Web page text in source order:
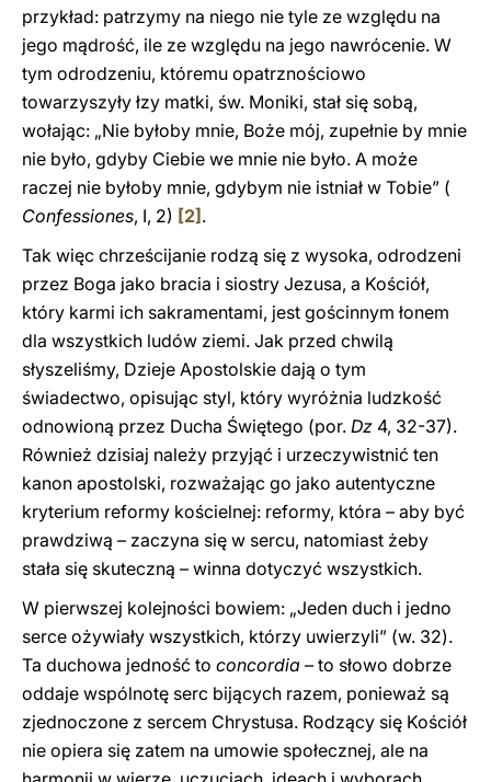
przykład: patrzymy na niego nie tyle ze względu na
jego mądrość, ile ze względu na jego nawrócenie. W
tym odrodzeniu, któremu opatrznościowo
towarzyszyły łzy matki, św. Moniki, stał się sobą,
wołając: „Nie byłoby mnie, Boże mój, zupełnie by mnie
nie było, gdyby Ciebie we mnie nie było. A może
raczej nie byłoby mnie, gdybym nie istniał w Tobie” (
Confessiones, I, 2) [2] .
Tak więc chrześcijanie rodzą się z wysoka, odrodzeni
przez Boga jako bracia i siostry Jezusa, a Kościół,
który karmi ich sakramentami, jest gościnnym łonem
dla wszystkich ludów ziemi. Jak przed chwilą
słyszeliśmy, Dzieje Apostolskie dają o tym
świadectwo, opisując styl, który wyróżnia ludzkość
odnowioną przez Ducha Świętego (por. Dz 4, 32-37).
Również dzisiaj należy przyjąć i urzeczywistnić ten
kanon apostolski, rozważając go jako autentyczne
kryterium reformy kościelnej: reformy, która – aby być
prawdziwą – zaczyna się w sercu, natomiast żeby
stała się skuteczną – winna dotyczyć wszystkich.
W pierwszej kolejności bowiem: „Jeden duch i jedno
serce ożywiały wszystkich, którzy uwierzyli” (w. 32).
Ta duchowa jedność to concordia – to słowo dobrze
oddaje wspólnotę serc bijących razem, ponieważ są
zjednoczone z sercem Chrystusa. Rodzący się Kościół
nie opiera się zatem na umowie społecznej, ale na